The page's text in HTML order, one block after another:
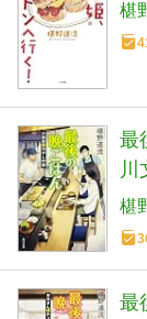
椹
最
川
椹
最